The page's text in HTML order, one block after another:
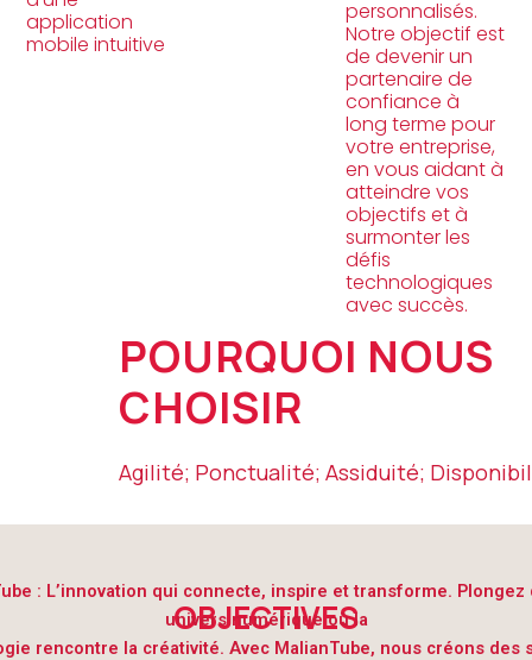
application
mobile intuitive
personnalisés.
Notre objectif est
de devenir un
partenaire de
confiance à
long terme pour
votre entreprise,
en vous aidant à
atteindre vos
objectifs et à
surmonter les
défis
technologiques
avec succès.
POURQUOI NOUS
CHOISIR
Agilité; Ponctualité; Assiduité;
OBJECTIVES
: L’innovation qui connecte, inspire et transforme. Plongez
univers numérique où la
rencontre la créativité. Avec MalianTube, nous créons des